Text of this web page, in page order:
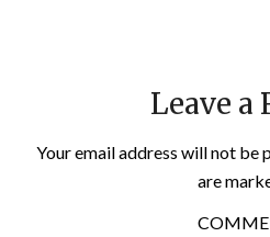
Leave a
Your email address will not be
are